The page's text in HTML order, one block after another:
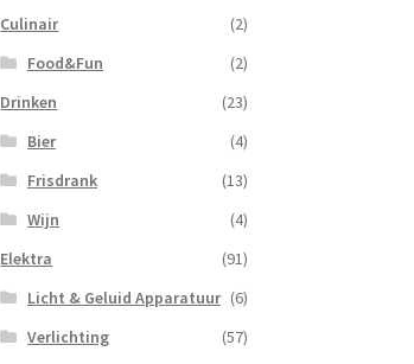
Culinair
(2)
Food&Fun
(2)
Drinken
(23)
Bier
(4)
Frisdrank
(13)
Wijn
(4)
Elektra
(91)
Licht & Geluid Apparatuur (6)
Verlichting
(57)